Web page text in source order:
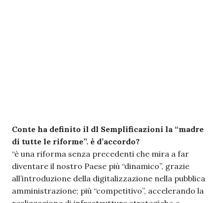
Conte ha definito il dl Semplificazioni la “madre
di tutte le riforme”. è d’accordo?
“è una riforma senza precedenti che mira a far
diventare il nostro Paese più “dinamico”, grazie
all’introduzione della digitalizzazione nella pubblica
amministrazione; più “competitivo”, accelerando la